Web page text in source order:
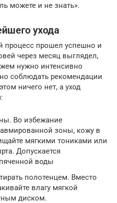
можете и не знать».
ухода
процесс прошел успешно и
через месяц выглядел,
нужно интенсивно
соблюдать рекомендации
ничего нет, а уход
Во избежание
зоны, кожу в
мягкими тониками или
Допускается
воды
полотенцем. Вместо
влагу мягкой
диском.